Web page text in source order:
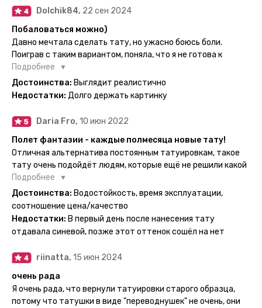
больше ничего и не нужно.
Dolchik84, 22 сен 2024
Побаловаться можно)
Давно мечтала сделать тату, но ужасно боюсь боли.
Поиграв с таким вариантом, поняла, что я не готова к
постоянной тату. Поэтому благодарю, что есть такая
возможность. Муж смог сделать тату в нескольких местах
одной картинкой).
Подробнее
Достоинства: Выглядит реалистично
Недостатки: Долго держать картинку
Daria Fro, 10 июн 2022
Полет фантазии - каждые полмесяца новые тату!
Отличная альтернатива постоянным татуировкам, такое
тату очень подойдёт людям, которые ещё не решили какой
эскиз им подойдёт на всю жизнь - продукт еверинк
держится на теле до 2 недель - после нанесения не нужно
бояться мочить такие тату, вода их так просто не смоет. К
рисункам прикладывается инструкция, но я предпочла
другой способ нанесения - оставила наклейку на теле на
ночь, чтобы точно перестраховаться - на утро эффект
сразу же проявился. На неподвижных частях тела тату
носится дольше, поэтому нужно обдуманно выбирать куда
её стоит наносить. Когда рисунок начнёт стираться -
водой спокойно можно убрать оставшийся контур.
Подробнее
Достоинства: Водостойкость, время эксплуатации,
соотношение цена/качество
Недостатки: В первый день после нанесения тату
отдавала синевой, позже этот оттенок сошёл на нет
riinatta, 15 июн 2024
очень рада
Я очень рада, что вернули татуировки старого образца,
потому что татушки в виде "переводнушек" не очень, они